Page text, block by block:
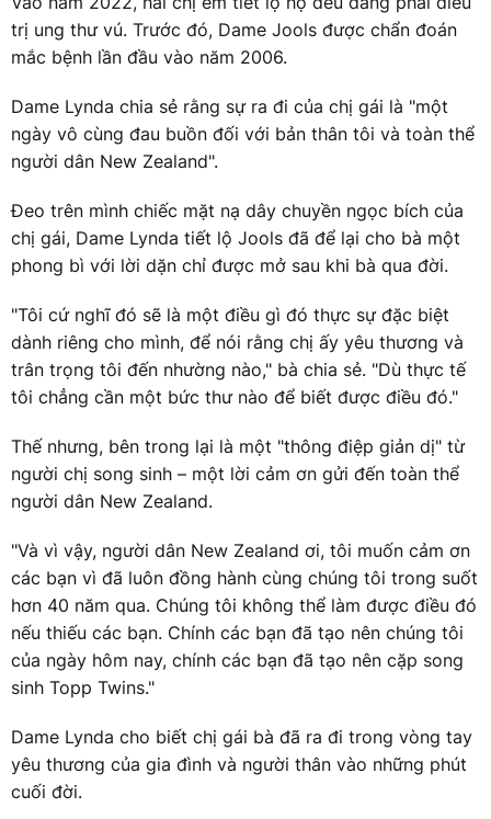
trị ung thư vú. Trước đó, Dame Jools được chẩn đoán
mắc bệnh lần đầu vào năm 2006.
Dame Lynda chia sẻ rằng sự ra đi của chị gái là "một
ngày vô cùng đau buồn đối với bản thân tôi và toàn thể
người dân New Zealand".
Đeo trên mình chiếc mặt nạ dây chuyền ngọc bích của
chị gái, Dame Lynda tiết lộ Jools đã để lại cho bà một
phong bì với lời dặn chỉ được mở sau khi bà qua đời.
"Tôi cứ nghĩ đó sẽ là một điều gì đó thực sự đặc biệt
dành riêng cho mình, để nói rằng chị ấy yêu thương và
trân trọng tôi đến nhường nào," bà chia sẻ. "Dù thực tế
tôi chẳng cần một bức thư nào để biết được điều đó."
Thế nhưng, bên trong lại là một "thông điệp giản dị" từ
người chị song sinh – một lời cảm ơn gửi đến toàn thể
người dân New Zealand.
"Và vì vậy, người dân New Zealand ơi, tôi muốn cảm ơn
các bạn vì đã luôn đồng hành cùng chúng tôi trong suốt
hơn 40 năm qua. Chúng tôi không thể làm được điều đó
nếu thiếu các bạn. Chính các bạn đã tạo nên chúng tôi
của ngày hôm nay, chính các bạn đã tạo nên cặp song
sinh Topp Twins."
Dame Lynda cho biết chị gái bà đã ra đi trong vòng tay
yêu thương của gia đình và người thân vào những phút
cuối đời.